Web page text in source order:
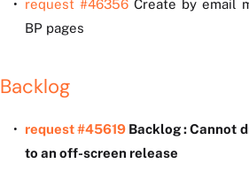
request #46356 Create by email
BP pages
Backlog
request #45619 Backlog : Cannot
to an off-screen release